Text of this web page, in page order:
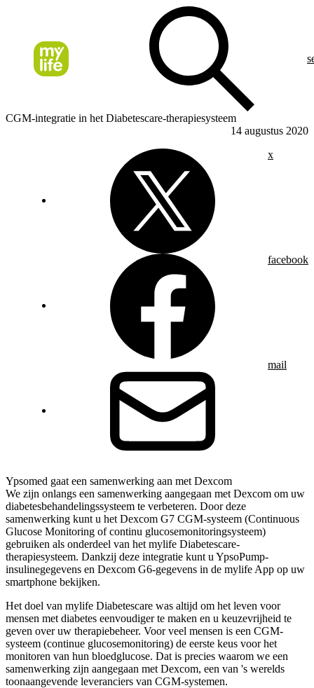
CGM-integratie in het Diabetescare-therapiesysteem
14 augustus 2020
x
facebook
mail
Ypsomed gaat een samenwerking aan met Dexcom
We zijn onlangs een samenwerking aangegaan met Dexcom om uw
diabetesbehandelingssysteem te verbeteren. Door deze
samenwerking kunt u het Dexcom G7 CGM-systeem (Continuous
Glucose Monitoring of continu glucosemonitoringsysteem)
gebruiken als onderdeel van het mylife Diabetescare-
therapiesysteem. Dankzij deze integratie kunt u YpsoPump-
insulinegegevens en Dexcom G6-gegevens in de mylife App op uw
smartphone bekijken.
Het doel van mylife Diabetescare was altijd om het leven voor
mensen met diabetes eenvoudiger te maken en u keuzevrijheid te
geven over uw therapiebeheer. Voor veel mensen is een CGM-
systeem (continue glucosemonitoring) de eerste keus voor het
monitoren van hun bloedglucose. Dat is precies waarom we een
samenwerking zijn aangegaan met Dexcom, een van 's werelds
toonaangevende leveranciers van CGM-systemen.